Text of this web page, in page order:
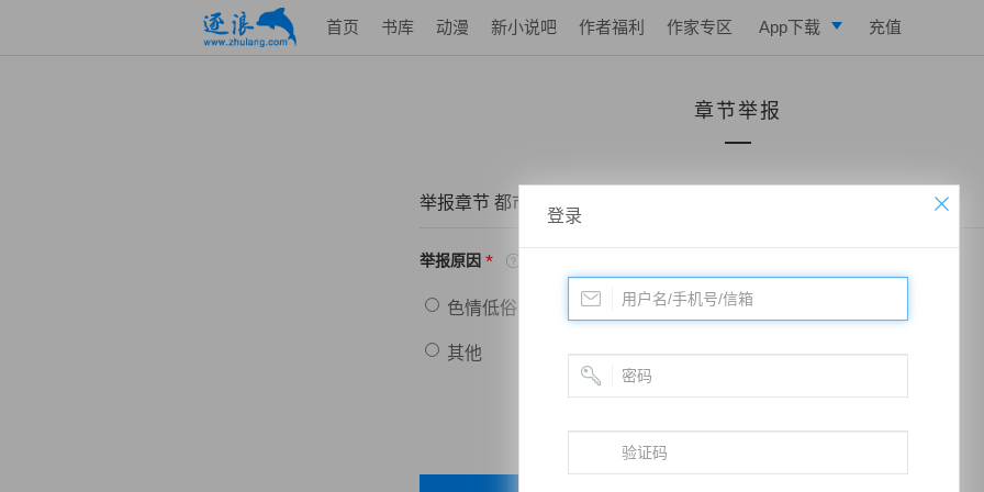
首页 书库 动漫 新小说吧 作者福利 作家专区 App下载
写作助手
充值
章节举报
举报章节 都市之修仙战神——第0144章 一挑二
举报原因 *
色情低俗 政治敏感 暴力低俗
其他
登录